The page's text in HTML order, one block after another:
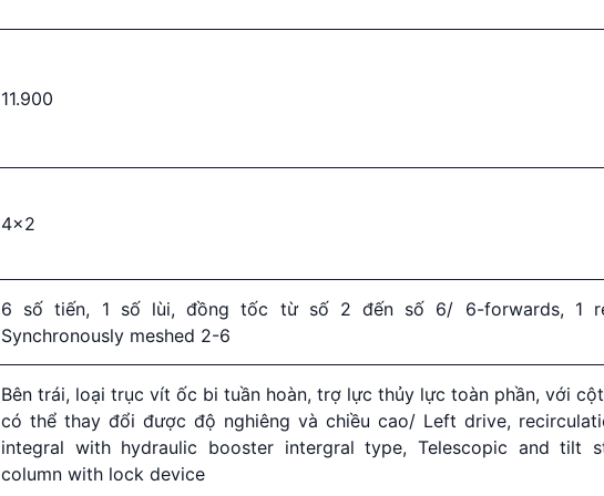
11.900
4×2
6 số tiến, 1 số lùi, đồng tốc từ số 2 đến số 6/ 6-forwards, 1
Synchronously meshed 2-6
Bên trái, loại trục vít ốc bi tuần hoàn, trợ lực thủy lực toàn phần, với
có thể thay đổi được độ nghiêng và chiều cao/ Left drive,
integral with hydraulic booster intergral type, Telescopic and tilt
column with lock device